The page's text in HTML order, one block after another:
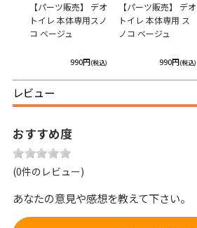
【パーツ販売】 デオ
トイレ 本体専用スノ
コ ベージュ
990円(税込)
【パーツ販売】 デオ
トイレ 本体専用 ス
ノコ ベージュ
990円(税込)
レビュー
おすすめ度
(0件のレビュー)
あなたの意見や感想を教えて下さい。